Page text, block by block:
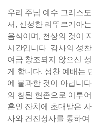
우리 주님 예수 그리스
서, 신성한 리뚜르기아
음식이며, 천상의 것이
시간입니다. 감사의 성
여금 창조되지 않으신
게 합니다. 성찬 예배는
에 불과한 것이 아닙니
의 참된 현존으로 이루
혼인 잔치에 초대받은
사와 견진성사를 통하